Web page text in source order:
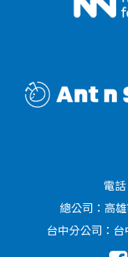
電
總公司：高
台中分公司：